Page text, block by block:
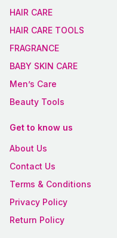
HAIR CARE
HAIR CARE TOOLS
FRAGRANCE
BABY SKIN CARE
Men’s Care
Beauty Tools
Get to know us
About Us
Contact Us
Terms & Conditions
Privacy Policy
Return Policy